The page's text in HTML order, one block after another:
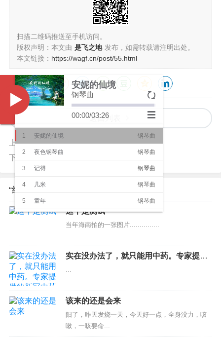
扫描二维码推送至手机访问。
版权声明：本文由 是飞之地 发布，如需转载请注明出处。
本文链接： https://wagf.cn/post/55.html
分享给朋友：
返回列表
上一篇：出师未捷身先倒
下一篇： 生
“终极问题” 的相关文章
这个是测试
当年海南拍的一张图片...............
实在没办法了，就只能用中药。专家提供
...
该来的还是会来
阳了，昨天发烧一天，今天好一点，全身没力，咳
嗽，一咳要命...
Music
安妮的仙境
钢琴曲
00:00/03:26
1 安妮的仙境 钢琴曲
2 夜色钢琴曲 钢琴曲
3 记得 钢琴曲
4 几米 钢琴曲
5 童年 钢琴曲
6 Righteous Path
9 日晷之梦
10 梦之仙境
11 高山流水
12 民乐